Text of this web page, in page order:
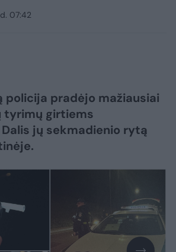
07:42
policija pradėjo mažiausiai
tyrimų girtiems
jų sekmadienio rytą